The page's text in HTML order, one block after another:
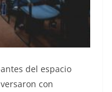
del espacio
con